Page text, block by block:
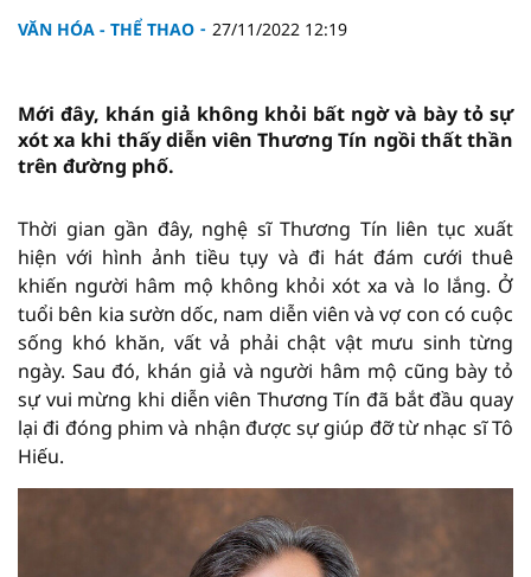
VĂN HÓA - THỂ THAO 27/11/2022 12:19
Mới đây, khán giả không khỏi bất ngờ và bày tỏ sự
xót xa khi thấy diễn viên Thương Tín ngồi thất thần
trên đường phố.
Thời gian gần đây, nghệ sĩ Thương Tín liên tục xuất
hiện với hình ảnh tiều tụy và đi hát đám cưới thuê
khiến người hâm mộ không khỏi xót xa và lo lắng. Ở
tuổi bên kia sườn dốc, nam diễn viên và vợ con có cuộc
sống khó khăn, vất vả phải chật vật mưu sinh từng
ngày. Sau đó, khán giả và người hâm mộ cũng bày tỏ
sự vui mừng khi diễn viên Thương Tín đã bắt đầu quay
lại đi đóng phim và nhận được sự giúp đỡ từ nhạc sĩ Tô
Hiếu.